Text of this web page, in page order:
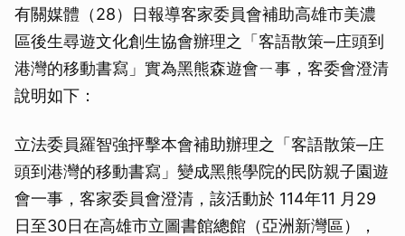
有關媒體（28）日報導客家委員會補助高雄市美濃
區後生尋遊文化創生協會辦理之「客語散策─庄頭到
港灣的移動書寫」實為黑熊森遊會ㄧ事，客委會澄清
說明如下：
立法委員羅智強抨擊本會補助辦理之「客語散策─庄
頭到港灣的移動書寫」變成黑熊學院的民防親子園遊
會一事，客家委員會澄清，該活動於 114年11 月29
日至30日在高雄市立圖書館總館（亞洲新灣區），
取消